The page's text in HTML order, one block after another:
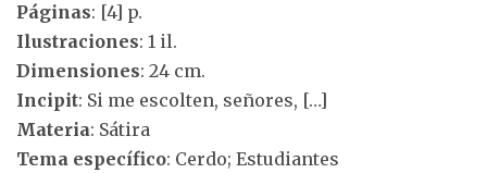
Páginas: [4] p.
Ilustraciones: 1 il.
Dimensiones: 24 cm.
Incipit: Si me escolten, señores, […]
Materia: Sátira
Tema específico: Cerdo; Estudiantes